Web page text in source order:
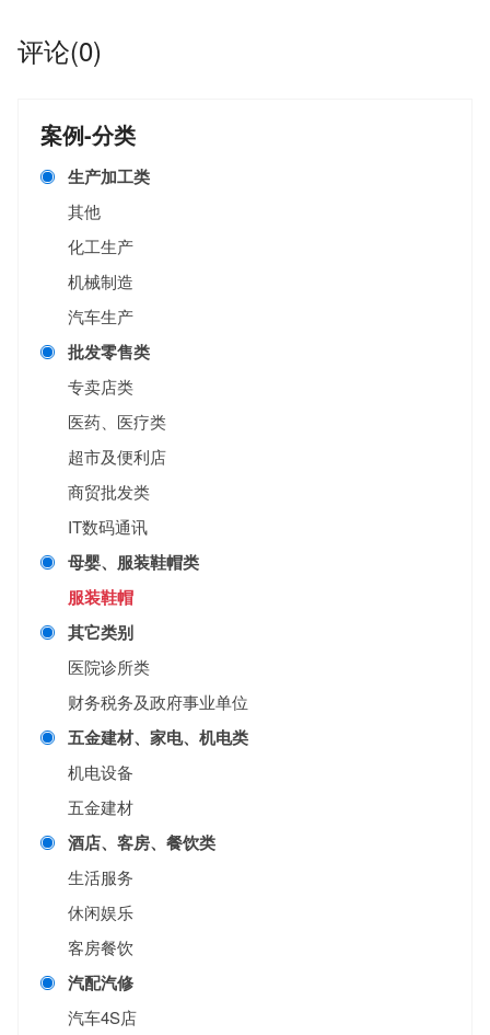
评论(0)
案例-分类
生产加工类
其他
化工生产
机械制造
汽车生产
批发零售类
专卖店类
医药、医疗类
超市及便利店
商贸批发类
IT数码通讯
母婴、服装鞋帽类
服装鞋帽
其它类别
医院诊所类
财务税务及政府事业单位
五金建材、家电、机电类
机电设备
五金建材
酒店、客房、餐饮类
生活服务
休闲娱乐
客房餐饮
汽配汽修
汽车4S店